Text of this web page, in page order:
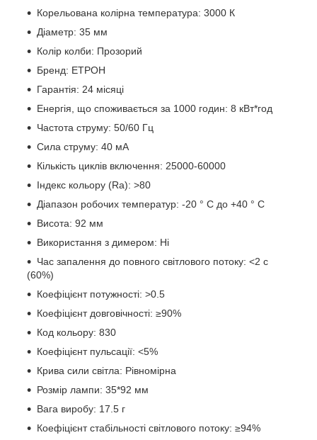
Корельована колірна температура: 3000 К
Діаметр: 35 мм
Колір колби: Прозорий
Бренд: ЕТРОН
Гарантія: 24 місяці
Енергія, що споживається за 1000 годин: 8 кВт*год
Частота струму: 50/60 Гц
Сила струму: 40 мА
Кількість циклів включення: 25000-60000
Індекс кольору (Ra): >80
Діапазон робочих температур: -20 ° C до +40 ° C
Висота: 92 мм
Використання з димером: Ні
Час запалення до повного світлового потоку: <2 с
(60%)
Коефіцієнт потужності: >0.5
Коефіцієнт довговічності: ≥90%
Код кольору: 830
Коефіцієнт пульсації: <5%
Крива сили світла: Рівномірна
Розмір лампи: 35*92 мм
Вага виробу: 17.5 г
Коефіцієнт стабільності світлового потоку: ≥94%